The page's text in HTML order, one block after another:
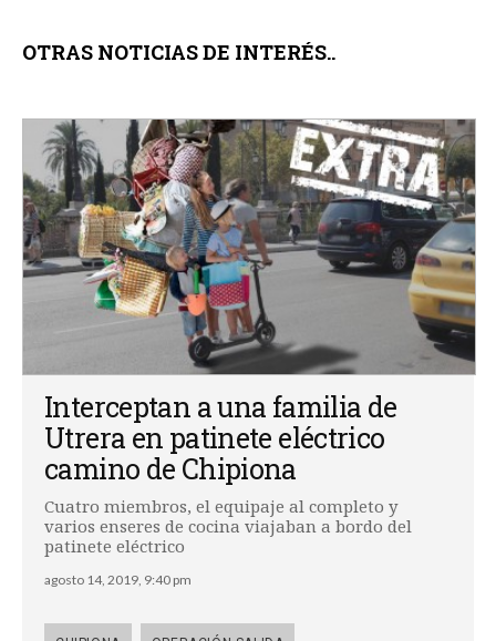
OTRAS NOTICIAS DE INTERÉS..
Interceptan a una familia de
Utrera en patinete eléctrico
camino de Chipiona
Cuatro miembros, el equipaje al completo y
varios enseres de cocina viajaban a bordo del
patinete eléctrico
agosto 14, 2019, 9:40 pm